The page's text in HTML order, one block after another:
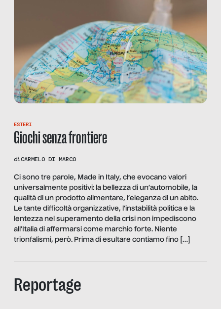
ESTERI
Giochi senza frontiere
diCARMELO DI MARCO
Ci sono tre parole, Made in Italy, che evocano valori
universalmente positivi: la bellezza di un’automobile, la
qualità di un prodotto alimentare, l’eleganza di un abito.
Le tante difficoltà organizzative, l’instabilità politica e la
lentezza nel superamento della crisi non impediscono
all’Italia di affermarsi come marchio forte. Niente
trionfalismi, però. Prima di esultare contiamo fino […]
Reportage